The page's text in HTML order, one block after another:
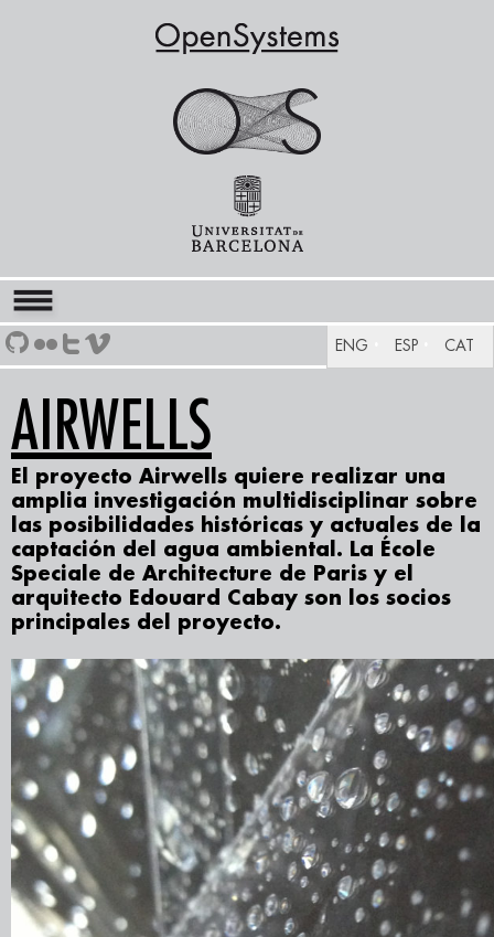
ENG ESP CAT
AIRWELLS
El proyecto Airwells quiere realizar una
amplia investigación multidisciplinar sobre
las posibilidades históricas y actuales de la
captación del agua ambiental. La École
Speciale de Architecture de Paris y el
arquitecto Edouard Cabay son los socios
principales del proyecto.